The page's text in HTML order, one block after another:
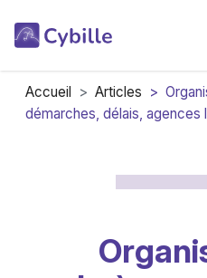
Accueil > Articles >
démarches, délais, agences